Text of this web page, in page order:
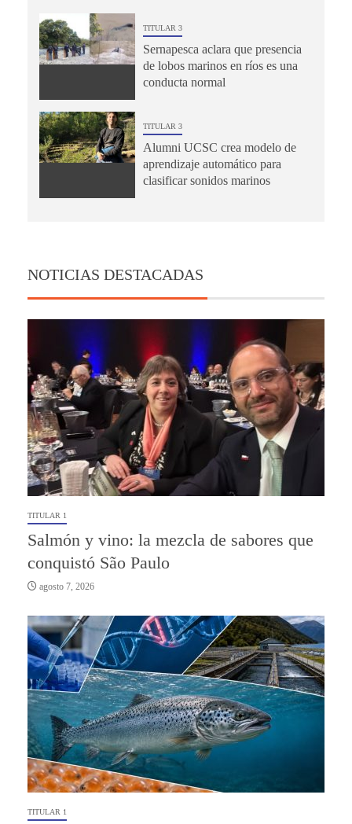
TITULAR 3
Sernapesca aclara que presencia
de lobos marinos en ríos es una
conducta normal
TITULAR 3
Alumni UCSC crea modelo de
aprendizaje automático para
clasificar sonidos marinos
NOTICIAS DESTACADAS
TITULAR 1
Salmón y vino: la mezcla de sabores que
conquistó São Paulo
agosto 7, 2026
TITULAR 1